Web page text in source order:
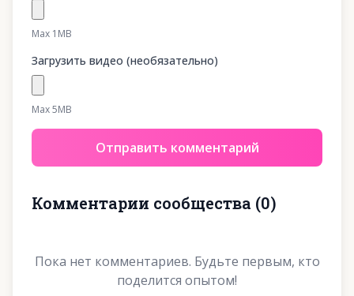
Max 1MB
Загрузить видео (необязательно)
Max 5MB
Отправить комментарий
Комментарии сообщества (0)
Пока нет комментариев. Будьте первым, кто
поделится опытом!